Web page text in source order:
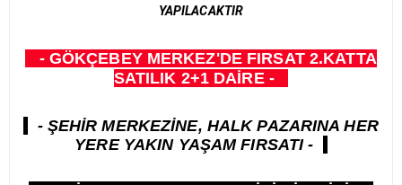
YAPILACAKTIR
- GÖKÇEBEY MERKEZ'DE FIRSAT 2.KATTA
SATILIK 2+1 DAİRE-
- ŞEHİR MERKEZİNE, HALK PAZARINA HER
YER E YAKIN YAŞAM FIRSATI-